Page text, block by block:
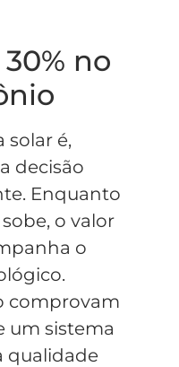
no
solar é,
decisão
Enquanto
o valor
o
comprovam
um sistema
qualidade